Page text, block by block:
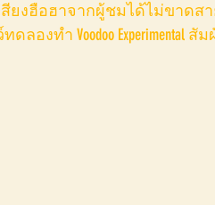
สียงฮือฮาจากผู้ชมได้ไม่ขาด
ดลองทำ Voodoo